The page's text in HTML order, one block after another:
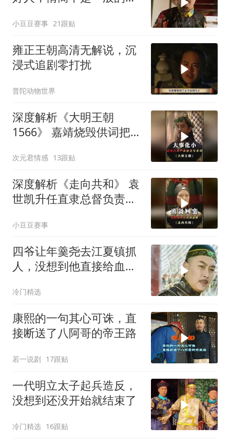
小豆豆赛事 21跟贴
雍正王朝高清无解说，沉
浸式追剧零打扰
普陀动物世界
深度解析《大明王朝
1566》 嘉靖烧毁供词把浙
次元君情感 13跟贴
深度解析《走向共和》 袁
世凯升任直隶总督负责接
小豆豆赛事
四爷让年羹尧去江夏镇抓
人，没想到他直接给血洗
冷门精选
康熙的一句其心可诛，直
接断送了八阿哥的帝王路
若一说剧 17跟贴
一代明立太子起兵造反，
没想到还没开始就结束了
冷门精选 16跟贴